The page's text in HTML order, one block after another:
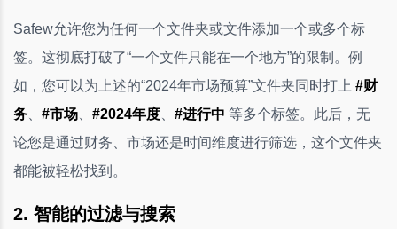
Safew允许您为任何一个文件夹或文件添加一个或多个标
签。这彻底打破了“一个文件只能在一个地方”的限制。例
如，您可以为上述的“2024年市场预算”文件夹同时打上 #财
务
#市场 #2024年度 #进行中 等多个标签。此后，无
论您是通过财务、市场还是时间维度进行筛选，这个文件夹
都能被轻松找到。
2. 智能的过滤与搜索